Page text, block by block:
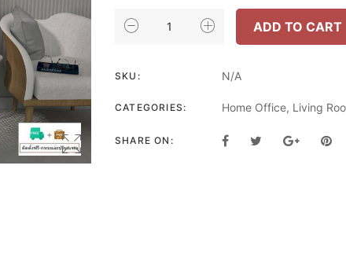
INHOME
โชว์
กระจก
CM.รุ่น
ADD TO CART
SKU: N/A
CATEGORIES: Home Office, Living
SHARE ON: